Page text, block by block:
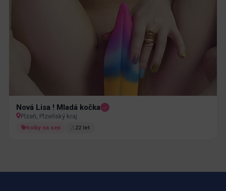
Nová Lisa ! Mladá kočka
Plzeň, Plzeňský kraj
holky na sex 22 let